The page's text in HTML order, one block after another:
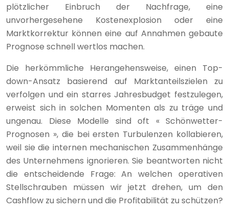
plötzlicher Einbruch der Nachfrage, eine
unvorhergesehene Kostenexplosion oder eine
Marktkorrektur können eine auf Annahmen gebaute
Prognose schnell wertlos machen.
Die herkömmliche Herangehensweise, einen Top-
down-Ansatz basierend auf Marktanteilszielen zu
verfolgen und ein starres Jahresbudget festzulegen,
erweist sich in solchen Momenten als zu träge und
ungenau. Diese Modelle sind oft « Schönwetter-
Prognosen », die bei ersten Turbulenzen kollabieren,
weil sie die internen mechanischen Zusammenhänge
des Unternehmens ignorieren. Sie beantworten nicht
die entscheidende Frage: An welchen operativen
Stellschrauben müssen wir jetzt drehen, um den
Cashflow zu sichern und die Profitabilität zu schützen?